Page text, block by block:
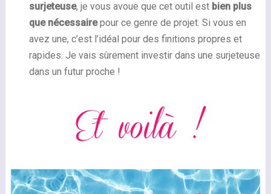
surjeteuse, je vous avoue que cet outil est bien plus
que nécessairepour ce genre de projet. Si vous en
avez une, c’est l’idéal pour des finitions propres et
rapides. Je vais sûrement investir dans une surjeteuse
dans un futur proche !